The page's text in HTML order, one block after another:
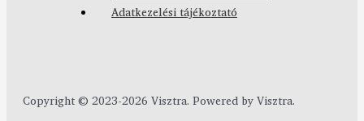
Adatkezelési tájékoztató
Copyright © 2023-2026 Visztra. Powered by Visztra.